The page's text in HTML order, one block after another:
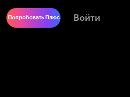
Попробовать Плюс Войти